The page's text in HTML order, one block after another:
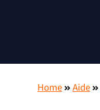
Home Aide